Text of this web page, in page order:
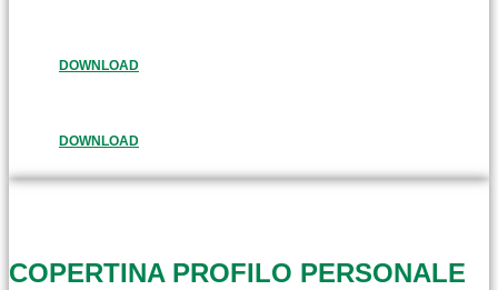
DOWNLOAD
DOWNLOAD
COPERTINA PROFILO PERSONALE